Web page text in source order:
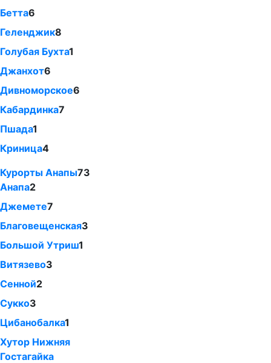
Бетта6
Геленджик8
Голубая Бухта1
Джанхот6
Дивноморское6
Кабардинка7
Пшада1
Криница4
Курорты Анапы73
Анапа2
Джемете7
Благовещенская3
Большой Утриш1
Витязево3
Сенной2
Сукко3
Цибанобалка1
Хутор Нижняя
Гостагайка